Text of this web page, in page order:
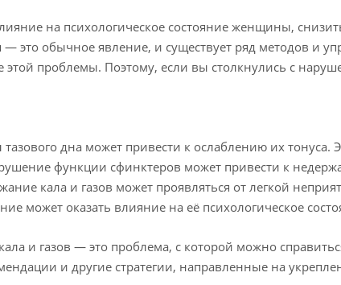
на психологическое состояние женщины,
это обычное явление, и существует ряд методов и
проблемы. Поэтому, если вы столкнулись с
дна может привести к ослаблению их тонуса.
функции сфинктеров может привести к
кала и газов может проявляться от легкой
может оказать влияние на её психологическое
и газов — это проблема, с которой можно
и другие стратегии, направленные на